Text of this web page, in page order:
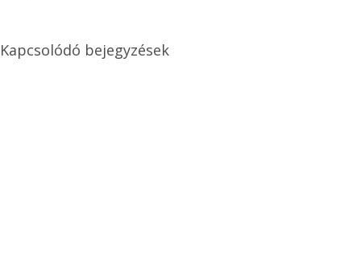
Kapcsolódó bejegyzések